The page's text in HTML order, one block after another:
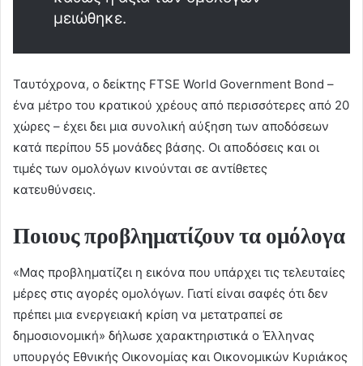
μειώθηκε.
Ταυτόχρονα, ο δείκτης FTSE World Government Bond –
ένα μέτρο του κρατικού χρέους από περισσότερες από 20
χώρες – έχει δει μια συνολική αύξηση των αποδόσεων
κατά περίπου 55 μονάδες βάσης. Οι αποδόσεις και οι
τιμές των ομολόγων κινούνται σε αντίθετες
κατευθύνσεις.
Ποιους προβληματίζουν τα ομόλογα
«Μας προβληματίζει η εικόνα που υπάρχει τις τελευταίες
μέρες στις αγορές ομολόγων. Γιατί είναι σαφές ότι δεν
πρέπει μια ενεργειακή κρίση να μετατραπεί σε
δημοσιονομική» δήλωσε χαρακτηριστικά ο Έλληνας
υπουργός Εθνικής Οικονομίας και Οικονομικών Κυριάκος